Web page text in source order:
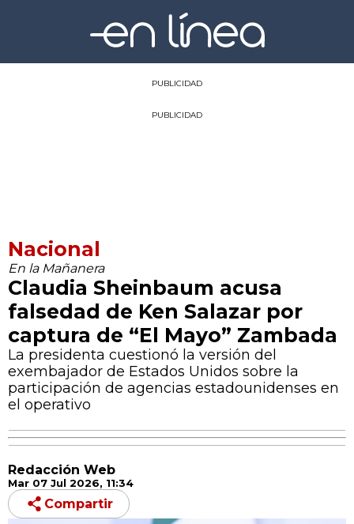
PUBLICIDAD
PUBLICIDAD
Nacional
En la Mañanera
Claudia Sheinbaum acusa
falsedad de Ken Salazar por
captura de “El Mayo” Zambada
La presidenta cuestionó la versión del
exembajador de Estados Unidos sobre la
participación de agencias estadounidenses en
el operativo
Redacción Web
Mar 07 Jul 2026, 11:34
Compartir